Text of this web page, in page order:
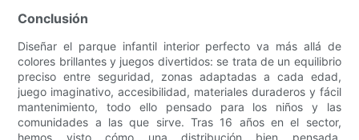
Conclusión
Diseñar el parque infantil interior perfecto va más allá de
colores brillantes y juegos divertidos: se trata de un equilibrio
preciso entre seguridad, zonas adaptadas a cada edad,
juego imaginativo, accesibilidad, materiales duraderos y fácil
mantenimiento, todo ello pensado para los niños y las
comunidades a las que sirve. Tras 16 años en el sector,
hemos visto cómo una distribución bien pensada,